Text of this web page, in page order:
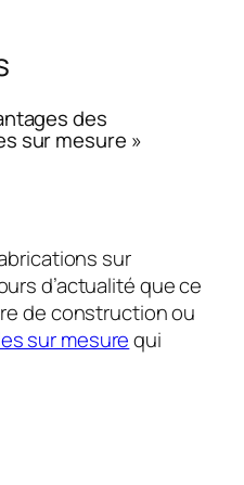
des
sur mesure »
sur
d’actualité que ce
de construction ou
sur mesurequi